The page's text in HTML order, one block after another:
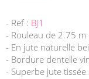
- Ref : BJ1
- Rouleau de 2.75
- En jute naturelle
- Bordure dentelle
- Superbe jute